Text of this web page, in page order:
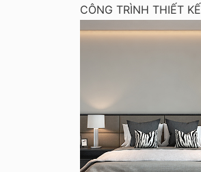
CÔNG TRÌNH THIẾT KẾ